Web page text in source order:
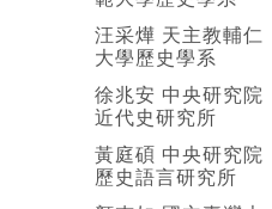
汪采燁 天主教輔仁
大學歷史學系
徐兆安 中央研究院
近代史研究所
黃庭碩 中央研究院
歷史語言研究所